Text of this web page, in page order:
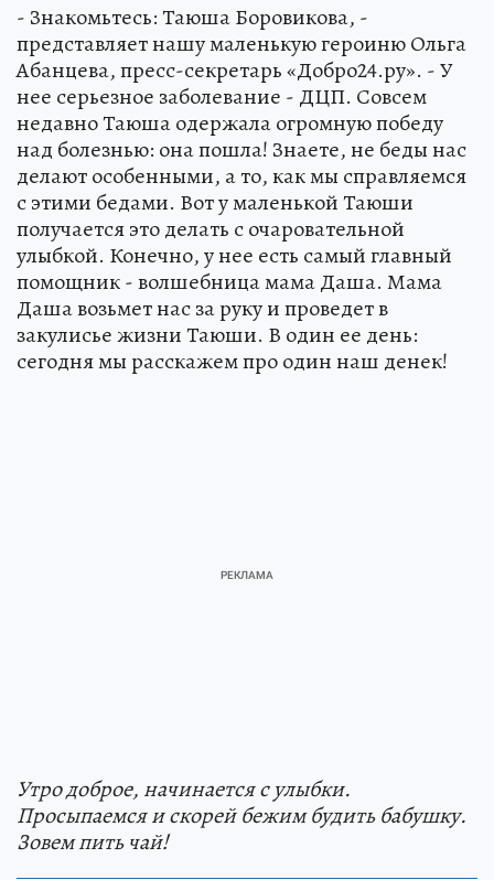
- Знакомьтесь: Таюша Боровикова, -
представляет нашу маленькую героиню Ольга
Абанцева, пресс-секретарь «Добро24.ру». - У
нее серьезное заболевание - ДЦП. Совсем
недавно Таюша одержала огромную победу
над болезнью: она пошла! Знаете, не беды нас
делают особенными, а то, как мы справляемся
с этими бедами. Вот у маленькой Таюши
получается это делать с очаровательной
улыбкой. Конечно, у нее есть самый главный
помощник - волшебница мама Даша. Мама
Даша возьмет нас за руку и проведет в
закулисье жизни Таюши. В один ее день:
сегодня мы расскажем про один наш денек!
Утро доброе, начинается с улыбки.
Просыпаемся и скорей бежим будить бабушку.
Зовем пить чай!